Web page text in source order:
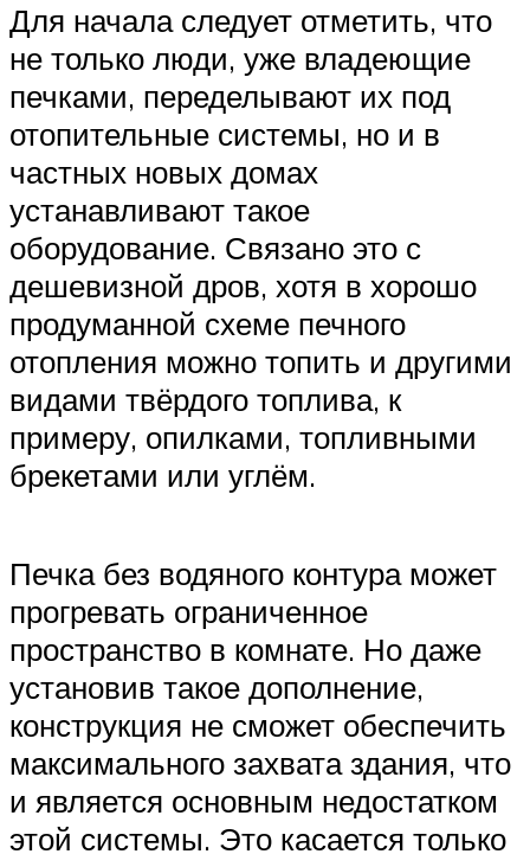
Для начала следует отметить, что
не только люди, уже владеющие
печками, переделывают их под
отопительные системы, но и в
частных новых домах
устанавливают такое
оборудование. Связано это с
дешевизной дров, хотя в хорошо
продуманной схеме печного
отопления можно топить и другими
видами твёрдого топлива, к
примеру, опилками, топливными
брекетами или углём.
Печка без водяного контура может
прогревать ограниченное
пространство в комнате. Но даже
установив такое дополнение,
конструкция не сможет обеспечить
максимального захвата здания, что
и является основным недостатком
этой системы. Это касается только